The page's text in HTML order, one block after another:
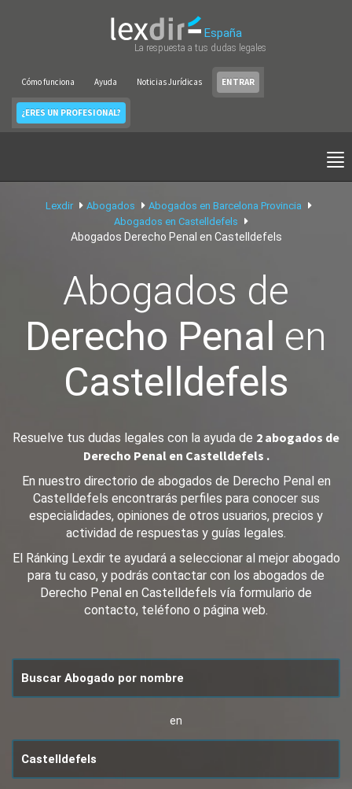
España
La respuesta a tus dudas legales
Cómo funciona Ayuda Noticias Jurídicas ENTRAR
¿ERES UN PROFESIONAL?
Lexdir Abogados
Abogados en Barcelona Provincia
Abogados en Castelldefels
Abogados Derecho Penal en Castelldefels
Abogados de
Derecho Penal en
Castelldefels
Resuelve tus dudas legales con la ayuda de 2 abogados de
Derecho Penal en Castelldefels .
En nuestro directorio de abogados de Derecho Penal en
Castelldefels encontrarás perfiles para conocer sus
especialidades, opiniones de otros usuarios, precios y
actividad de respuestas y guías legales.
El Ránking Lexdir te ayudará a seleccionar al mejor abogado
para tu caso, y podrás contactar con los abogados de
Derecho Penal en Castelldefels vía formulario de
contacto, teléfono o página web.
en